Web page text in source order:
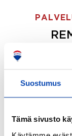
Suostumus
Tämä sivusto
ostajille.